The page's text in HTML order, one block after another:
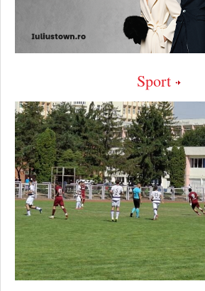
Sport